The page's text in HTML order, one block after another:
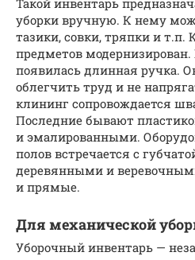
Такой инвентарь
уборки вручную. К нему
тазики, совки, тряпки и
предметов
появилась длинная ручка.
облегчить труд и не
клининг сопровождается
Последние бывают
и эмалированными.
полов встречается с
деревянными и
и прямые.
Для механической
Уборочный инвентарь —